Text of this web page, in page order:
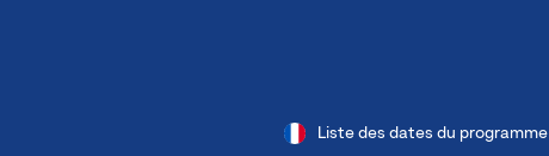
Liste des dates du programme